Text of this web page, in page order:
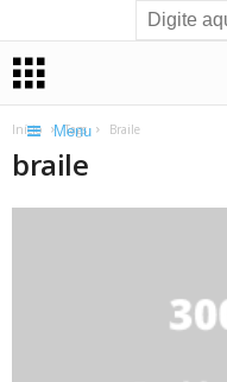
Menu
Início Tags Braile
braile